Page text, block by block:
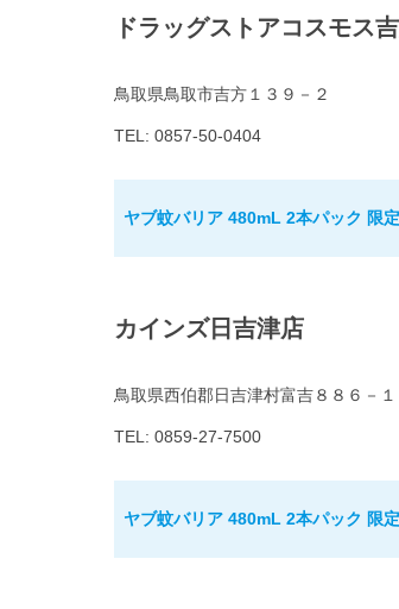
ドラッグストアコスモス
鳥取県鳥取市吉方１３９－２
TEL: 0857-50-0404
ヤブ蚊バリア 480mL 2本パック 限
カインズ日吉津店
鳥取県西伯郡日吉津村富吉８８６－１
TEL: 0859-27-7500
ヤブ蚊バリア 480mL 2本パック 限